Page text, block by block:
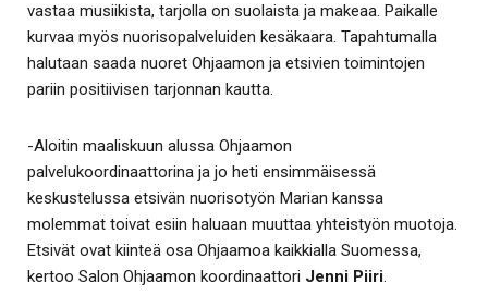
vastaa musiikista, tarjolla on suolaista ja makeaa. Paikalle
kurvaa myös nuorisopalveluiden kesäkaara. Tapahtumalla
halutaan saada nuoret Ohjaamon ja etsivien toimintojen
pariin positiivisen tarjonnan kautta.
-Aloitin maaliskuun alussa Ohjaamon
palvelukoordinaattorina ja jo heti ensimmäisessä
keskustelussa etsivän nuorisotyön Marian kanssa
molemmat toivat esiin haluaan muuttaa yhteistyön muotoja.
Etsivät ovat kiinteä osa Ohjaamoa kaikkialla Suomessa,
kertoo Salon Ohjaamon koordinaattori Jenni Piiri